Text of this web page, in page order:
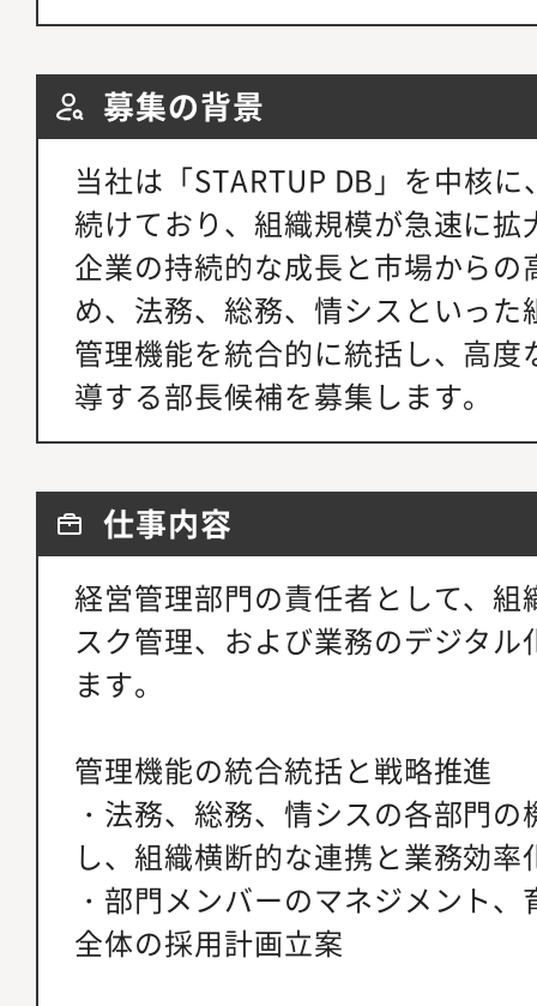
募集の背景
当社は「STARTUP DB」を中核
続けており、組織規模が急速に拡
企業の持続的な成長と市場から
め、法務、総務、情シスといっ
管理機能を統合的に統括し、高
導する部長候補を募集します。
仕事内容
経営管理部門の責任者として、
スク管理、および業務のデジタ
ます。
管理機能の統合統括と戦略推進
・法務、総務、情シスの各部門
し、組織横断的な連携と業務効率
・部門メンバーのマネジメント
全体の採用計画立案